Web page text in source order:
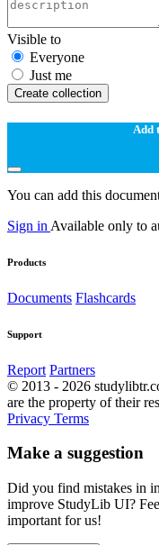
Visible to
Everyone
Just me
Create collection
Add
You can add this
Sign in Available only to
Products
Documents Flashcards
Support
Report Partners
© 2013 - 2026
are the property of their
Privacy Terms
Make a suggestion
Did you find mistakes in
improve StudyLib UI?
important for us!